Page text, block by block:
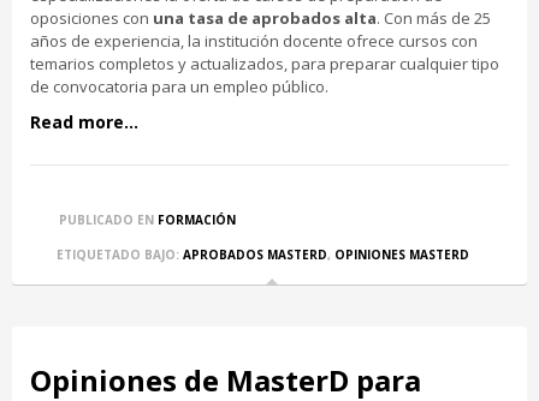
oposiciones con una tasa de aprobados alta. Con más de 25
años de experiencia, la institución docente ofrece cursos con
temarios completos y actualizados, para preparar cualquier tipo
de convocatoria para un empleo público.
Read more...
PUBLICADO EN FORMACIÓN
ETIQUETADO BAJO: APROBADOS MASTERD, OPINIONES MASTERD
Opiniones de MasterD para